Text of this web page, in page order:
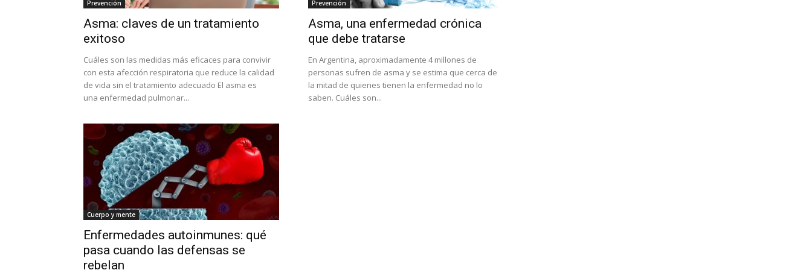
Prevención
Asma: claves de un tratamiento
exitoso
Cuáles son las medidas más eficaces para convivir
con esta afección respiratoria que reduce la calidad
de vida sin el tratamiento adecuado El asma es
una enfermedad pulmonar...
Prevención
Asma, una enfermedad crónica
que debe tratarse
En Argentina, aproximadamente 4 millones de
personas sufren de asma y se estima que cerca de
la mitad de quienes tienen la enfermedad no lo
saben. Cuáles son...
Cuerpo y mente
Enfermedades autoinmunes: qué
pasa cuando las defensas se
rebelan